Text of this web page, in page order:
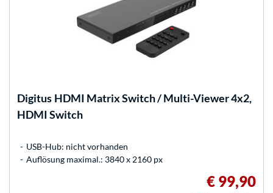
Digitus HDMI Matrix Switch / Multi-Viewer 4x2,
HDMI Switch
USB-Hub: nicht vorhanden
Auflösung maximal.: 3840 x 2160 px
€ 99,90